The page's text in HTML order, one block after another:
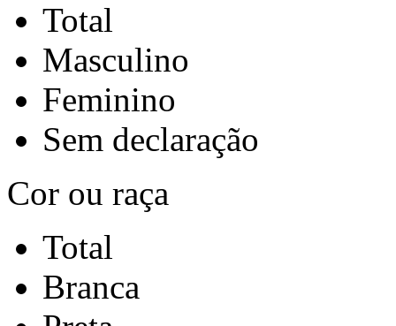
Total
Masculino
Feminino
Sem declaração
Cor ou raça
Total
Branca